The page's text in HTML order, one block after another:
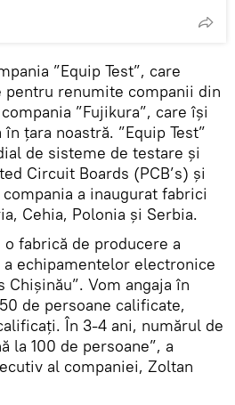
”Equip Test”, care
pentru renumite companii din
”Fujikura”, care își
țara noastră. ”Equip Test”
de sisteme de testare și
Circuit Boards (PCB’s) și
a inaugurat fabrici
Cehia, Polonia și Serbia.
fabrică de producere a
echipamentelor electronice
Chișinău”. Vom angaja în
de persoane calificate,
În 3-4 ani, numărul de
la 100 de persoane”, a
al companiei, Zoltan